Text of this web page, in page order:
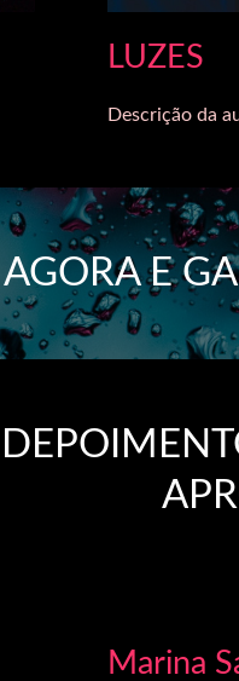
LUZES
Descrição da
E
Marina